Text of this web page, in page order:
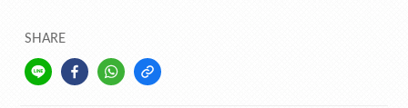
SHARE